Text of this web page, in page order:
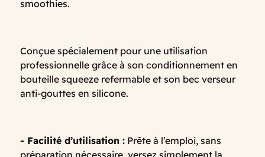
smoothies.
Conçue spécialement pour une utilisation
professionnelle grâce à son conditionnement en
bouteille squeeze refermable et son bec verseur
anti-gouttes en silicone.
- Facilité d’utilisation : Prête à l’emploi, sans